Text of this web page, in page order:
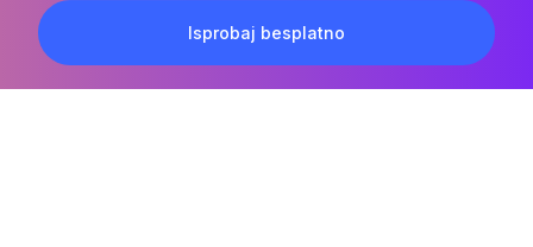
Isprobaj besplatno